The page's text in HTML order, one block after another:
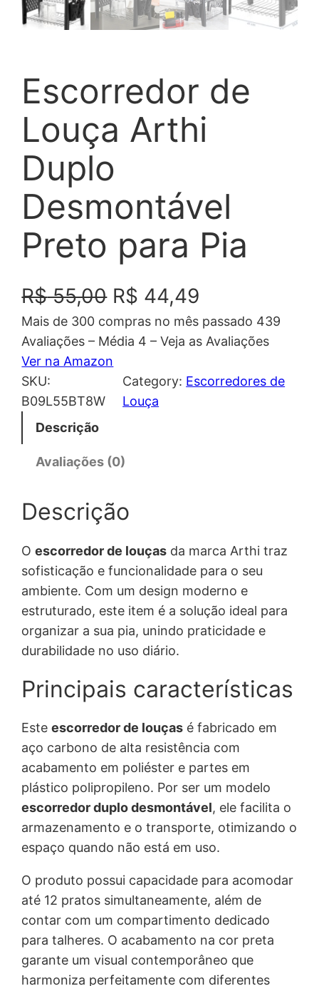
Escorredor de
Louça Arthi
Duplo
Desmontável
Preto para Pia
R$55,00 O
p
r
e
o
r
i
g
i
n
l
e
r
a
:
R
$
5
R$ 44,49
p
e
u
a
l
é
R
$
4
4
,
4
9
.
Mais de 300 compras no mês passado 439
Avaliações – Média 4 – Veja as Avaliações
Ver na Amazon
SKU:
B09L55BT8W
Category: Escorredores de
Louça
Descrição
Avaliações (0)
Descrição
Oescorredor de louças da marca Arthi traz
sofisticação e funcionalidade para o seu
ambiente. Com um design moderno e
estruturado, este item é a solução ideal para
organizar a sua pia, unindo praticidade e
durabilidade no uso diário.
Principais características
Esteescorredor de louças é fabricado em
aço carbono de alta resistência com
acabamento em poliéster e partes em
plástico polipropileno. Por ser um modelo
escorredor duplo desmontável, ele facilita o
armazenamento e o transporte, otimizando o
espaço quando não está em uso.
O produto possui capacidade para acomodar
até 12 pratos simultaneamente, além de
contar com um compartimento dedicado
para talheres. O acabamento na cor preta
garante um visual contemporâneo que
harmoniza perfeitamente com diferentes